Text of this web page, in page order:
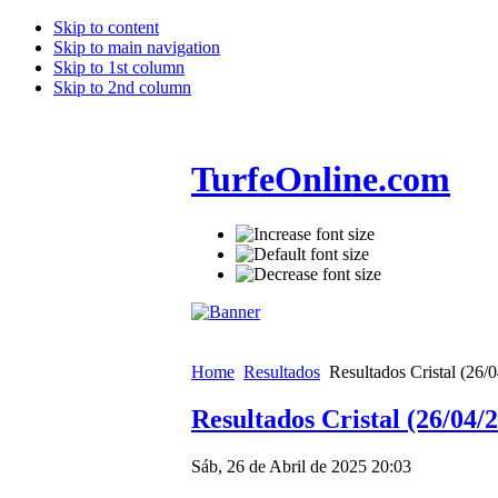
Skip to content
Skip to main navigation
Skip to 1st column
Skip to 2nd column
TurfeOnline.com
Home Resultados Resultados Cristal (26/
Resultados Cristal (26/04/
Sáb, 26 de Abril de 2025 20:03